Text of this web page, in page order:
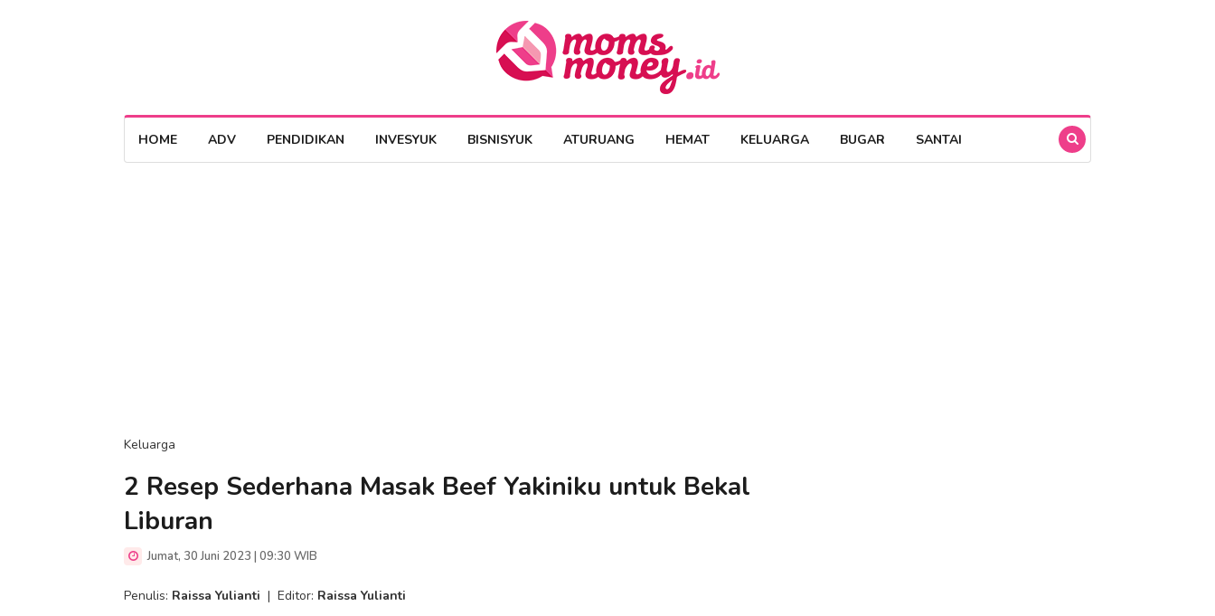
HOME ADV PENDIDIKAN INVESYUK BISNISYUK ATURUANG HEMAT KELUARGA BUGAR SANTAI
Keluarga
2 Resep Sederhana Masak Beef Yakiniku untuk Bekal
Liburan
Jumat, 30 Juni 2023 | 09:30 WIB
Penulis: Raissa Yulianti | Editor: Raissa Yulianti